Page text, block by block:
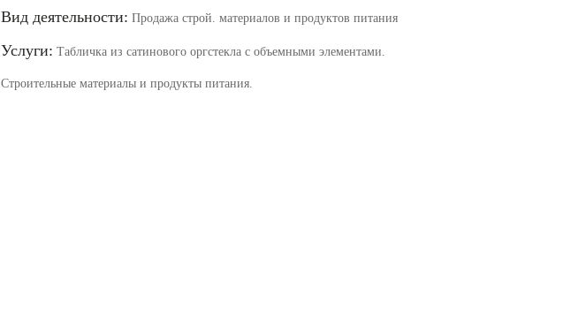
Вид деятельности: Продажа строй. материалов и продуктов питания
Услуги: Табличка из сатинового оргстекла с объемными элементами.
Строительные материалы и продукты питания.